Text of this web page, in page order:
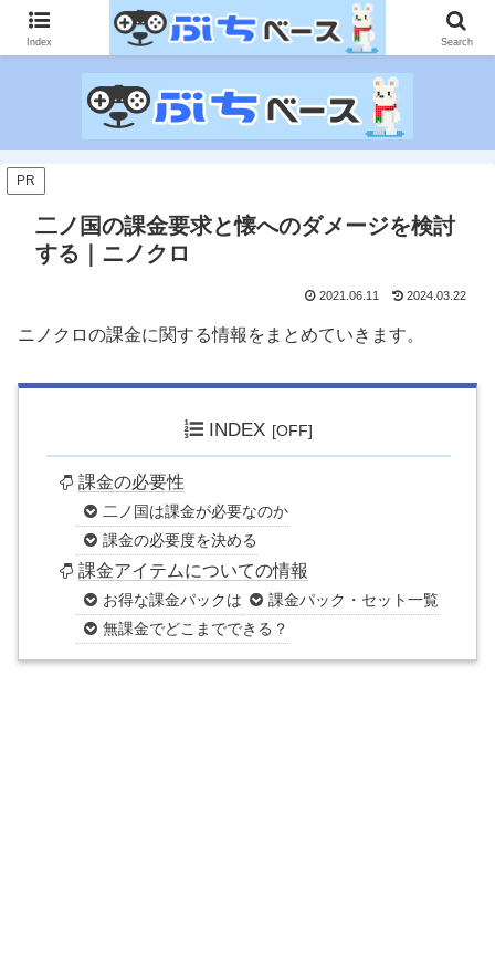
ゲームに課金して得た情報をゲーム記事に仕上げて、収益以上の課金をする無
限機関サイトです。
PR
二ノ国の課金要求と懐へのダメージを検討
する｜ニノクロ
2021.06.11 2024.03.22
ニノクロの課金に関する情報をまとめていきます。
INDEX
課金の必要性
二ノ国は課金が必要なのか
課金の必要度を決める
課金アイテムについての情報
お得な課金パックは
課金パック・セット一覧
無課金でどこまでできる？
Index Search